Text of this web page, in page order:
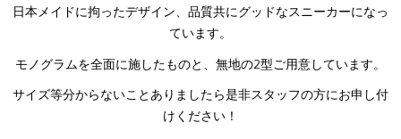
日本メイドに拘ったデザイン、品質共にグッドなスニーカーになっ
ています。
モノグラムを全面に施したものと、無地の2型ご用意しています。
サイズ等分からないことありましたら是非スタッフの方にお申し付
けください！